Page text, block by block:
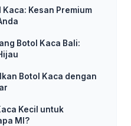
Kaca: Kesan Premium
Botol Kaca Bali:
Botol Kaca dengan
Kecil untuk
Ml?